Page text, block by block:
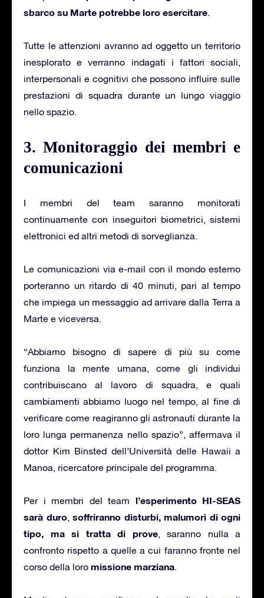
sbarco su Marte potrebbe loro esercitare.
Tutte le attenzioni avranno ad oggetto un territorio
inesplorato e verranno indagati i fattori sociali,
interpersonali e cognitivi che possono influire sulle
prestazioni di squadra durante un lungo viaggio
nello spazio.
3. Monitoraggio dei membri e
comunicazioni
I membri del team saranno monitorati
continuamente con inseguitori biometrici, sistemi
elettronici ed altri metodi di sorveglianza.
Le comunicazioni via e-mail con il mondo esterno
porteranno un ritardo di 40 minuti, pari al tempo
che impiega un messaggio ad arrivare dalla Terra a
Marte e viceversa.
“Abbiamo bisogno di sapere di più su come
funziona la mente umana, come gli individui
contribuiscano al lavoro di squadra, e quali
cambiamenti abbiamo luogo nel tempo, al fine di
verificare come reagiranno gli astronauti durante la
loro lunga permanenza nello spazio”, affermava il
dottor Kim Binsted dell’Università delle Hawaii a
Manoa, ricercatore principale del programma.
Per i membri del team l’esperimento HI-SEAS
sarà duro, soffriranno disturbi, malumori di ogni
tipo, ma si tratta di prove, saranno nulla a
confronto rispetto a quelle a cui faranno fronte nel
corso della loro missione marziana.